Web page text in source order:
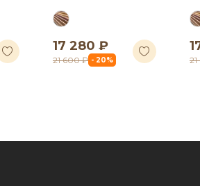
17 280 ₽
21 600 ₽ - 20%